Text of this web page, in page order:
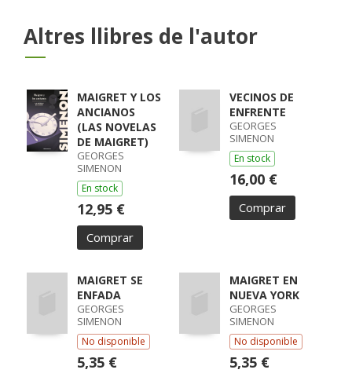
Altres llibres de l'autor
MAIGRET Y LOS
ANCIANOS
(LAS NOVELAS
DE MAIGRET)
GEORGES
SIMENON
En stock
12,95 €
Comprar
VECINOS DE
ENFRENTE
GEORGES
SIMENON
En stock
16,00 €
Comprar
MAIGRET SE
ENFADA
GEORGES
SIMENON
No disponible
5,35 €
MAIGRET EN
NUEVA YORK
GEORGES
SIMENON
No disponible
5,35 €